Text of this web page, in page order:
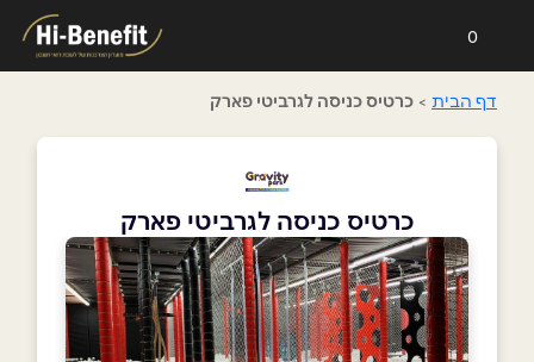
0
דף הבית > כרטיס כניסה לגרביטי פארק
כרטיס כניסה לגרביטי פארק